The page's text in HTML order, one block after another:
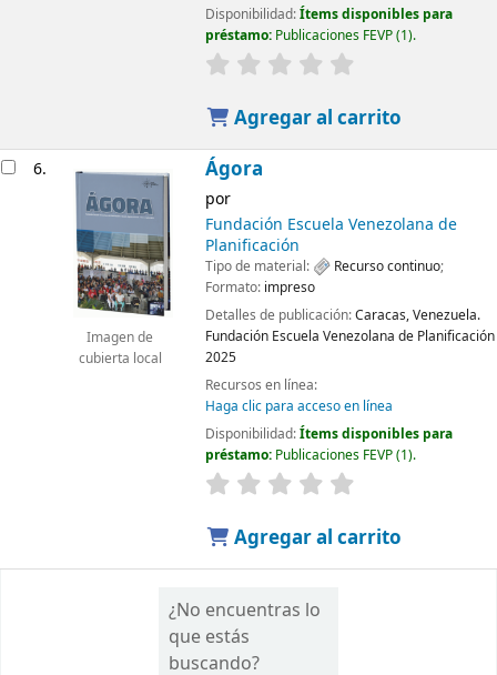
Disponibilidad:Ítems disponibles para
préstamo: Publicaciones FEVP(1).
Agregar al carrito
6.
Imagen de
cubierta local
Ágora
por
Fundación Escuela Venezolana de
Planificación
Tipo de material: Recurso continuo;
Formato: impreso
Detalles de publicación:Caracas, Venezuela.
Fundación Escuela Venezolana de Planificación
2025
Recursos en línea:
Haga clic para acceso en línea
Disponibilidad:Ítems disponibles para
préstamo: Publicaciones FEVP(1).
Agregar al carrito
¿No encuentras lo
que estás
buscando?